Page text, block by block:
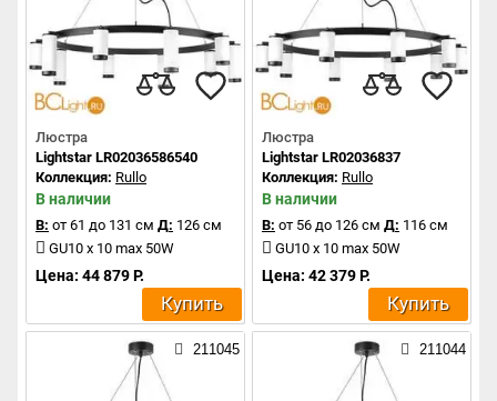
Люстра
Lightstar LR02036586540
Коллекция: Rullo
В наличии
В: от 61 до 131 см Д: 126 см
GU10 x 10 max 50W
Цена: 44 879 Р.
Купить
Люстра
Lightstar LR02036837
Коллекция: Rullo
В наличии
В: от 56 до 126 см Д: 116 см
GU10 x 10 max 50W
Цена: 42 379 Р.
Купить
211045 211044